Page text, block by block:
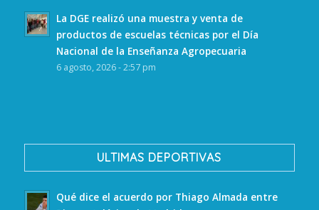
La DGE realizó una muestra y venta de
productos de escuelas técnicas por el Día
Nacional de la Enseñanza Agropecuaria
6 agosto, 2026 - 2:57 pm
ULTIMAS DEPORTIVAS
Qué dice el acuerdo por Thiago Almada entre